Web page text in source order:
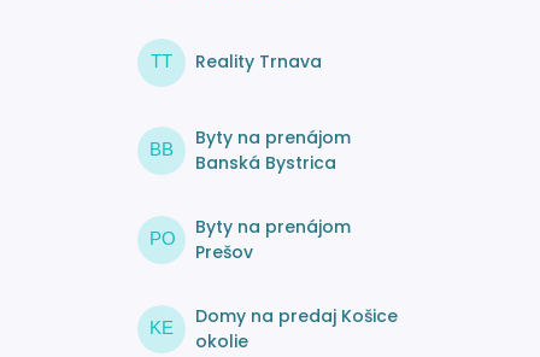
TT Reality Trnava
BB
Byty na prenájom
Banská Bystrica
PO
Byty na prenájom
Prešov
KE
Domy na predaj Košice
okolie